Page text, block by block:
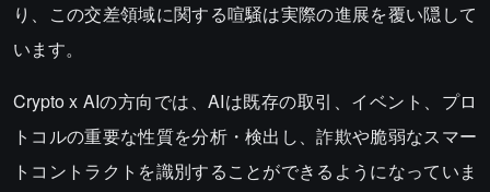
り、この交差領域に関する喧騒は実際の進展を覆い隠して
います。
Crypto x AIの方向では、AIは既存の取引、イベント、プロ
トコルの重要な性質を分析・検出し、詐欺や脆弱なスマー
トコントラクトを識別することができるようになっていま